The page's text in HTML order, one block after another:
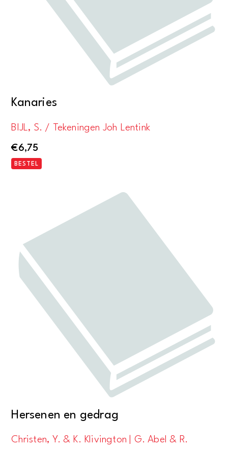
Kanaries
BIJL, S. / Tekeningen Joh Lentink
€6,75
BESTEL
Hersenen en gedrag
Christen, Y. & K. Klivington | G. Abel & R.